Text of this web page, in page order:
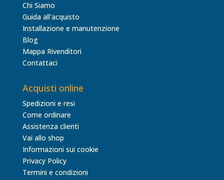
Chi Siamo
Guida all'acquisto
Installazione e manutenzione
Blog
Mappa Rivenditori
Contattaci
Acquisti online
Spedizioni e resi
Come ordinare
Assistenza clienti
Vai allo shop
Informazioni sui cookie
Privacy Policy
Termini e condizioni